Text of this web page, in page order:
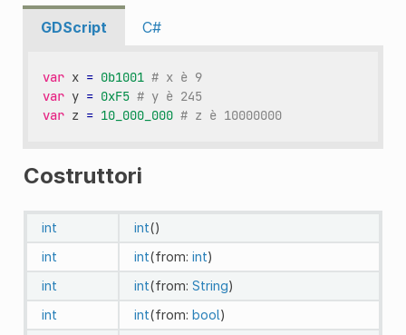
GDScript C#
var x = 0b1001 # x è 9
var y = 0xF5 # y è 245
var z = 10_000_000 # z è 10000000
Costruttori
int int()
int
int(from: int)
int
int(from: String)
int
int(from: bool)